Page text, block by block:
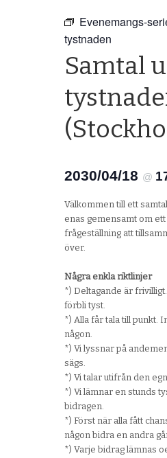
Evenemangs-
tystnaden
Samtal
2030/04/18 @
Välkommen till ett
enas gemensamt om
frågeställning att
över.
Några enkla riktlinjer
*) Deltagande är
förbli tyst.
*) Alla får tala till punkt.
någon.
*) Vi lyssnar på
sägs.
*) Vi talar utifrån den
*) Vi lämnar en stunds
bidragen.
*) Först när alla fått
någon bidra en andra
*) Varje bidrag lämnas